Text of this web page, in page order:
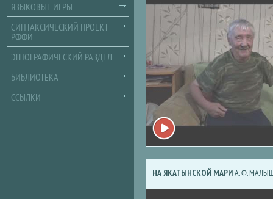
НА ЯКАТЫНСКОЙ МАРИА. Ф.
ЯЗЫКОВЫЕ ИГРЫ
СИНТАКСИЧЕСКИЙ ПРОЕКТ
РФФИ
ЭТНОГРАФИЧЕСКИЙ РАЗДЕЛ
БИБЛИОТЕКА
ССЫЛКИ